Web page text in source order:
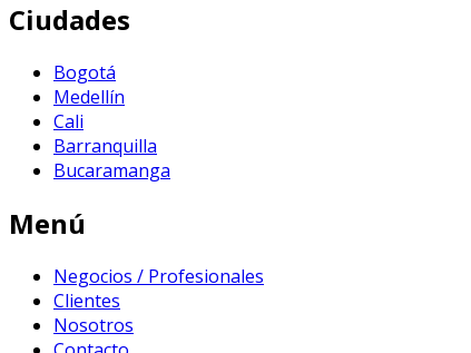
Ciudades
Bogotá
Medellín
Cali
Barranquilla
Bucaramanga
Menú
Negocios / Profesionales
Clientes
Nosotros